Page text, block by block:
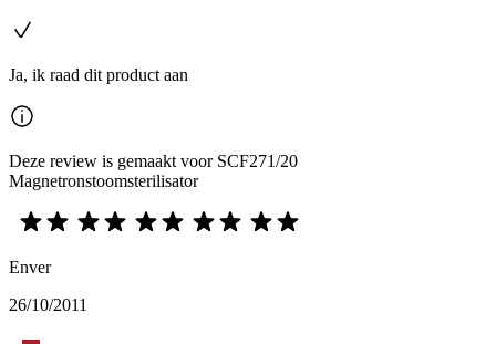
Ja, ik raad dit product aan
Deze review is gemaakt voor SCF271/20
Magnetronstoomsterilisator
Enver
26/10/2011